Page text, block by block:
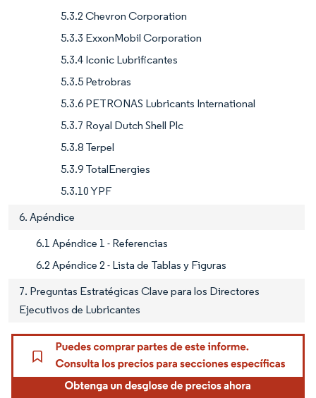
5.3.2 Chevron Corporation
5.3.3 ExxonMobil Corporation
5.3.4 Iconic Lubrificantes
5.3.5 Petrobras
5.3.6 PETRONAS Lubricants International
5.3.7 Royal Dutch Shell Plc
5.3.8 Terpel
5.3.9 TotalEnergies
5.3.10 YPF
6. Apéndice
6.1 Apéndice 1 - Referencias
6.2 Apéndice 2 - Lista de Tablas y Figuras
7. Preguntas Estratégicas Clave para los Directores
Ejecutivos de Lubricantes